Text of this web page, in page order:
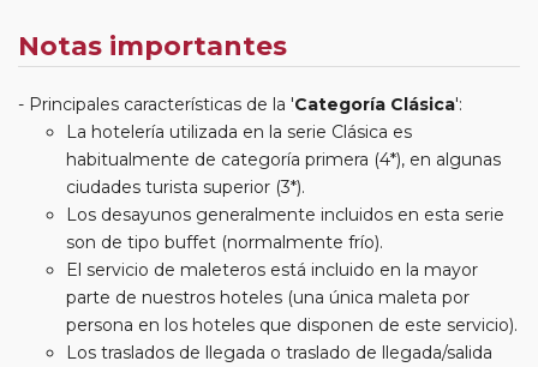
Notas importantes
Principales características de la 'Categoría Clásica':
La hotelería utilizada en la serie Clásica es
habitualmente de categoría primera (4*), en algunas
ciudades turista superior (3*).
Los desayunos generalmente incluidos en esta serie
son de tipo buffet (normalmente frío).
El servicio de maleteros está incluido en la mayor
parte de nuestros hoteles (una única maleta por
persona en los hoteles que disponen de este servicio).
Los traslados de llegada o traslado de llegada/salida